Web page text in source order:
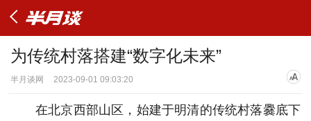
为传统村落搭建“数字化未来”
半月谈网 2023-09-01 09:03:20
在北京西部山区，始建于明清的传统村落爨底下